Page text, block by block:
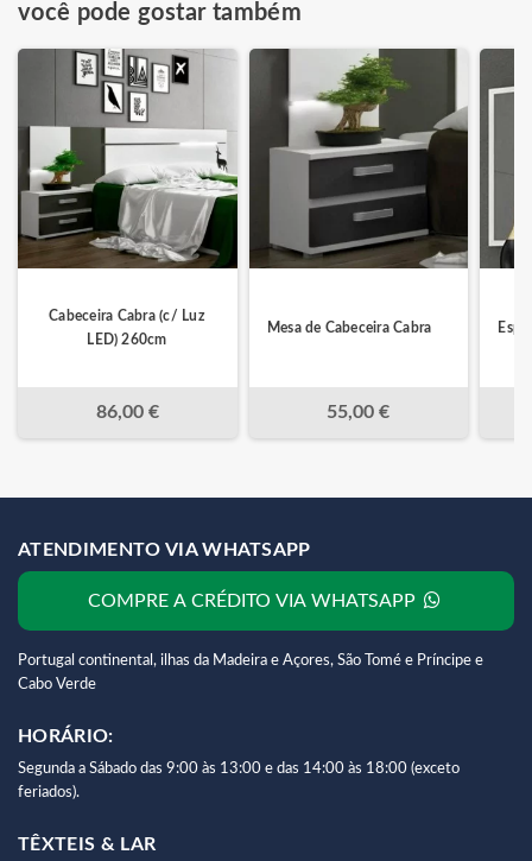
você pode gostar também
Cabeceira Cabra (c/ Luz
LED) 260cm
86,00 €
Mesa de Cabeceira Cabra
55,00 €
ATENDIMENTO VIA WHATSAPP
COMPRE A CRÉDITO VIA WHATSAPP
Portugal continental, ilhas da Madeira e Açores, São Tomé e Príncipe e
Cabo Verde
HORÁRIO:
Segunda a Sábado das 9:00 às 13:00 e das 14:00 às 18:00 (exceto
feriados).
TÊXTEIS & LAR